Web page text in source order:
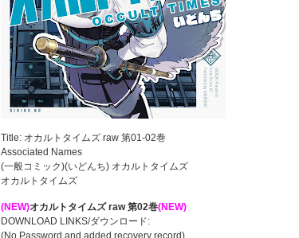
Title: オカルトタイムズ raw 第01-02巻
Associated Names
(一般コミック)(いどんち) オカルトタイムズ
オカルトタイムズ
(NEW)オカルトタイムズ raw 第02巻(NEW)
DOWNLOAD LINKS/ダウンロード:
(No Password and added recovery record)